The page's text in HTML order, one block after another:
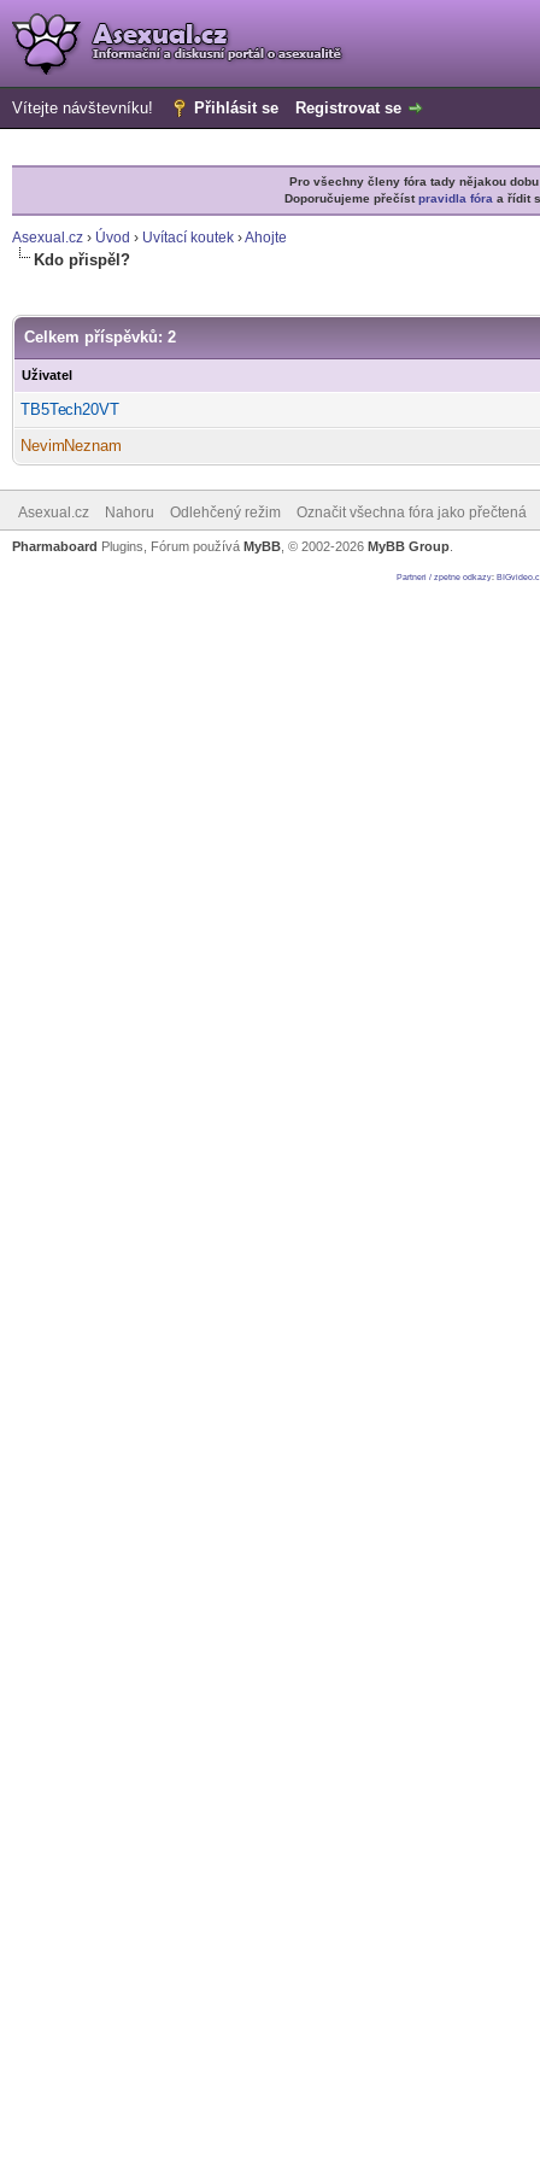
Vítejte návštevníku! Přihlásit se Registrovat se
Pro všechny členy fóra tady nějakou
Doporučujeme přečístpravidla fóra a řídit
Asexual.cz › Úvod › Uvítací koutek ›Ahojte
Kdo přispěl?
Celkem příspěvků: 2
Uživatel
TB5Tech20VT
NevimNeznam
Asexual.cz Nahoru Odlehčený režim Označit všechna fóra jako přečtená
Pharmaboard Plugins, Fórum používá MyBB , © 2002-2026 MyBB Group
Partneri / zpetne odkazy: